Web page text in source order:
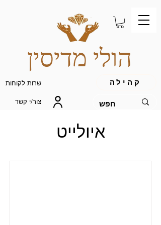
הולי מדיסין
שרות לקוחות קהילה
צור/י קשר
איולייט